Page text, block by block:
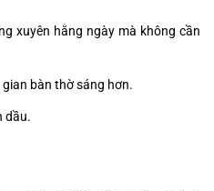
xuyên hằng ngày mà không cần
bàn thờ sáng hơn.
dầu.